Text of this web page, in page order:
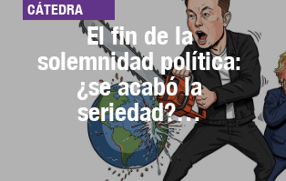
CÁTEDRA
El fin de la
solemnidad política:
¿se acabó la
seriedad?…